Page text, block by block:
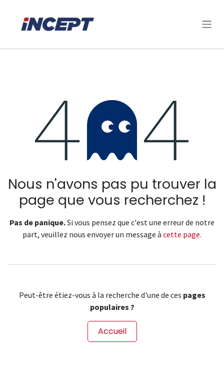
Erreur 404
Nous n'avons pas pu trouver la
page que vous recherchez !
Pas de panique.Si vous pensez que c'est une erreur de notre
part, veuillez nous envoyer un message à cette page.
Peut-être étiez-vous à la recherche d'une de ces pages
populaires ?
Accueil